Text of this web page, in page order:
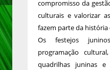
compromisso da
culturais e valorizar
fazem parte da história
Os festejos
programação
quadrilhas juninas e